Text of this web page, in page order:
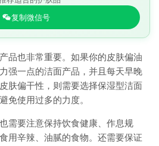
复制微信号
品也非常重要。如果你的皮肤偏油
强一点的洁面产品，并且每天早晚
肤偏干性，则需要选择保湿型洁面
免使用过多的力度。
需要注意保持饮食健康、作息规
用辛辣、油腻的食物。还需要保证